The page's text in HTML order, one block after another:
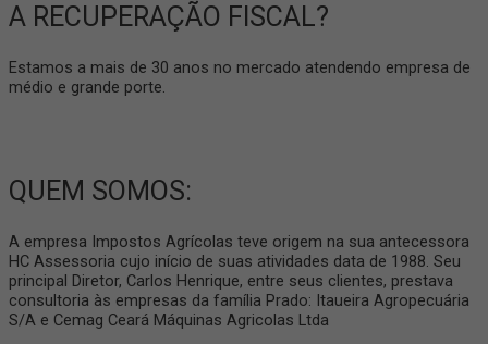
A RECUPERAÇÃO FISCAL?
Estamos a mais de 30 anos no mercado atendendo empresa de
médio e grande porte.
QUEM SOMOS:
A empresa Impostos Agrícolas teve origem na sua antecessora
HC Assessoria cujo início de suas atividades data de 1988. Seu
principal Diretor, Carlos Henrique, entre seus clientes, prestava
consultoria às empresas da família Prado: Itaueira Agropecuária
S/A e Cemag Ceará Máquinas Agricolas Ltda